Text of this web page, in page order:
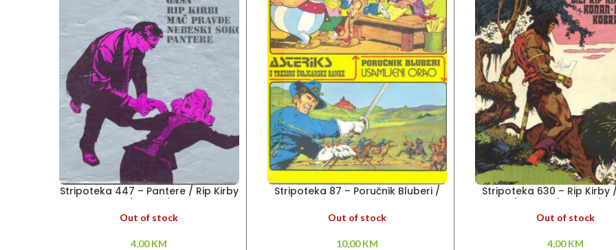
Stripoteka 447 – Pantere / Rip Kirby
Out of stock
4,00KM
Stripoteka 87 – Poručnik Bluberi /
Out of stock
10,00KM
Stripoteka 630 – Rip Kirby
Out of stock
4,00KM